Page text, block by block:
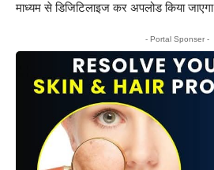
माध्यम से डिजिटिलाइज कर अपलोड किया
- Portal Sponser -